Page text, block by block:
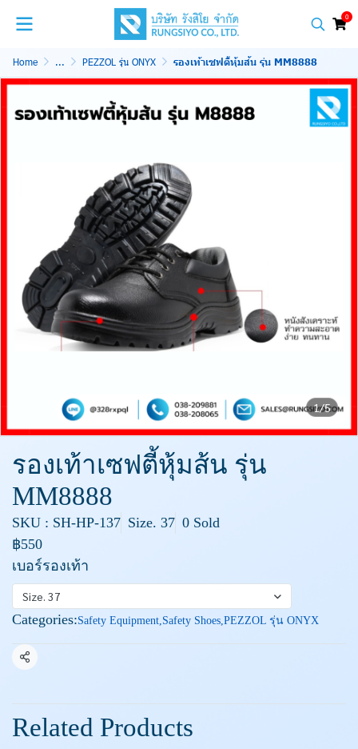
0
Home ... PEZZOL รุ่น ONYX รองเท้าเซฟตี้หุ้มส้น รุ่น MM8888
1/5
รองเท้าเซฟตี้หุ้มส้น รุ่น
MM8888
SKU : SH-HP-137 Size. 37 0 Sold
฿550
เบอร์รองเท้า
Size. 37
Categories:Safety Equipment,Safety Shoes,PEZZOL รุ่น ONYX
Share
Related Products